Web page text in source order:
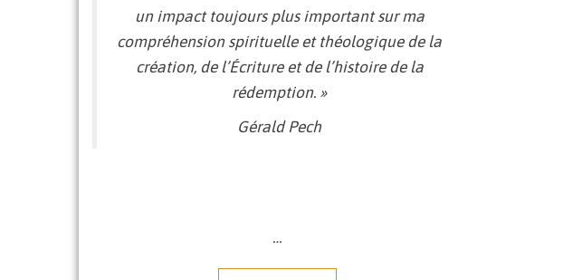
un impact toujours plus important sur ma
compréhension spirituelle et théologique de la
création, de l’Écriture et de l’histoire de la
rédemption. »
Gérald Pech
…